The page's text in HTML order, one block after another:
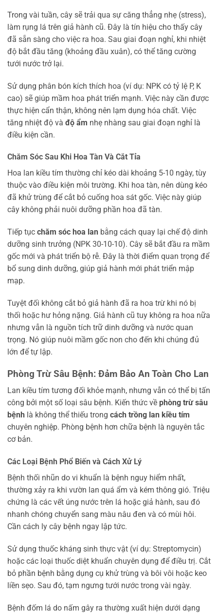
Trong vài tuần, cây sẽ trải qua sự căng thẳng nhẹ (stress),
làm rụng lá trên giả hành cũ. Đây là tín hiệu cho thấy cây
đã sẵn sàng cho việc ra hoa. Sau giai đoạn nghỉ, khi nhiệt
độ bắt đầu tăng (khoảng đầu xuân), có thể tăng cường
tưới nước trở lại.
Sử dụng phân bón kích thích hoa (ví dụ: NPK có tỷ lệ P, K
cao) sẽ giúp mầm hoa phát triển mạnh. Việc này cần được
thực hiện cẩn thận, không nên lạm dụng hóa chất. Việc
tăng nhiệt độ và độ ẩm nhẹ nhàng sau giai đoạn nghỉ là
điều kiện cần.
Chăm Sóc Sau Khi Hoa Tàn Và Cắt Tỉa
Hoa lan kiều tím thường chỉ kéo dài khoảng 5-10 ngày, tùy
thuộc vào điều kiện môi trường. Khi hoa tàn, nên dùng kéo
đã khử trùng để cắt bỏ cuống hoa sát gốc. Việc này giúp
cây không phải nuôi dưỡng phần hoa đã tàn.
Tiếp tục chăm sóc hoa lan bằng cách quay lại chế độ dinh
dưỡng sinh trưởng (NPK 30-10-10). Cây sẽ bắt đầu ra mầm
gốc mới và phát triển bộ rễ. Đây là thời điểm quan trọng để
bổ sung dinh dưỡng, giúp giả hành mới phát triển mập
mạp.
Tuyệt đối không cắt bỏ giả hành đã ra hoa trừ khi nó bị
thối hoặc hư hỏng nặng. Giả hành cũ tuy không ra hoa nữa
nhưng vẫn là nguồn tích trữ dinh dưỡng và nước quan
trọng. Nó giúp nuôi mầm gốc non cho đến khi chúng đủ
lớn để tự lập.
Phòng Trừ Sâu Bệnh: Đảm Bảo An Toàn Cho Lan
Lan kiều tím tương đối khỏe mạnh, nhưng vẫn có thể bị tấn
công bởi một số loại sâu bệnh. Kiến thức về phòng trừ sâu
bệnh là không thể thiếu trong cách trồng lan kiều tím
chuyên nghiệp. Phòng bệnh hơn chữa bệnh là nguyên tắc
cơ bản.
Các Loại Bệnh Phổ Biến và Cách Xử Lý
Bệnh thối nhũn do vi khuẩn là bệnh nguy hiểm nhất,
thường xảy ra khi vườn lan quá ẩm và kém thông gió. Triệu
chứng là các vết úng nước trên lá hoặc giả hành, sau đó
nhanh chóng chuyển sang màu nâu đen và có mùi hôi.
Cần cách ly cây bệnh ngay lập tức.
Sử dụng thuốc kháng sinh thực vật (ví dụ: Streptomycin)
hoặc các loại thuốc diệt khuẩn chuyên dụng để điều trị. Cắt
bỏ phần bệnh bằng dụng cụ khử trùng và bôi vôi hoặc keo
liền sẹo. Sau đó, tạm ngưng tưới nước trong vài ngày.
Bệnh đốm lá do nấm gây ra thường xuất hiện dưới dạng